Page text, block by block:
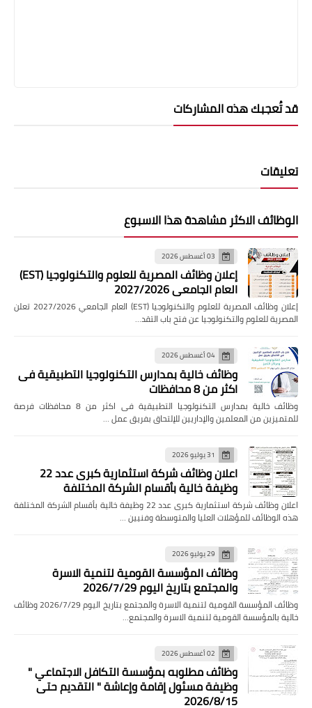
قد تُعجبك هذه المشاركات
تعليقات
الوظائف الاكثر مشاهدة هذا الاسبوع
03 أغسطس 2026
إعلان وظائف المصرية للعلوم والتكنولوجيا (EST)
العام الجامعي 2027/2026
إعلان وظائف المصرية للعلوم والتكنولوجيا (EST) العام الجامعي 2027/2026 تعلن
المصرية للعلوم والتكنولوجيا عن فتح باب التقد…
04 أغسطس 2026
وظائف خالية بمدارس التكنولوجيا التطبيقية فى
اكثر من 8 محافظات
وظائف خالية بمدارس التكنولوجيا التطبيقية فى اكثر من 8 محافظات فرصة
للمتميزين من المعلمين والإداريين للإلتحاق بفريق عمل …
31 يوليو 2026
اعلان وظائف شركة استثمارية كبرى عدد 22
وظيفة خالية بأقسام الشركة المختلفة
اعلان وظائف شركة استثمارية كبرى عدد 22 وظيفة خالية بأقسام الشركة المختلفة
هذه الوظائف للمؤهلات العليا والمتوسطة وفنيين …
29 يوليو 2026
وظائف المؤسسة القومية لتنمية الاسرة
والمجتمع بتاريخ اليوم 2026/7/29
وظائف المؤسسة القومية لتنمية الاسرة والمجتمع بتاريخ اليوم 2026/7/29 وظائف
خالية بالمؤسسة القومية لتنمية الاسرة والمجتمع…
02 أغسطس 2026
وظائف مطلوبه بمؤسسة التكافل الاجتماعي "
وظيفة مسئول إقامة وإعاشة " التقديم حتى
2026/8/15